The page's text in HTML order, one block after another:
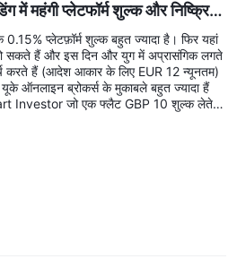
में महंगी प्लेटफॉर्म शुल्क और निष्क्रिय
0.15% प्लेटफ़ॉर्म शुल्क बहुत ज्यादा है। फिर यहां
सकते हैं और इस दिन और युग में अप्रासंगिक लगते
करते हैं (आदेश आकार के लिए EUR 12 न्यूनतम)
ऑनलाइन ब्रोकर्स के मुकाबले बहुत ज्यादा हैं
Investor जो एक फ्लैट GBP 10 शुल्क लेते